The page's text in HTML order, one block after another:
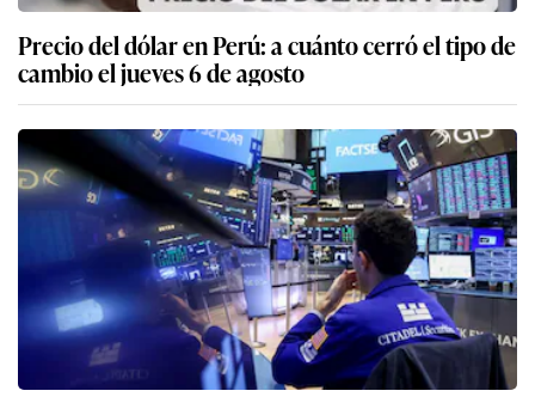
Precio del dólar en Perú: a cuánto cerró el tipo de
cambio el jueves 6 de agosto